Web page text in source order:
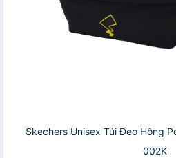
Skechers Unisex Túi Đeo Hông
002K